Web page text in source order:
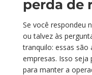
perda de
Se você respondeu
outalvezàs
tranquilo: essas são
empresas. Isso seja
para manter a